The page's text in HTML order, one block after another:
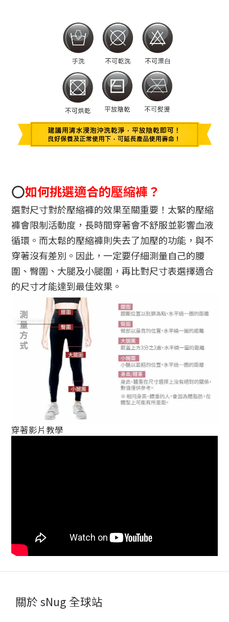
⭕如何挑選適合的壓縮褲？
選對尺寸對於壓縮褲的效果至關重要！太緊的壓縮
褲會限制活動度，長時間穿著會不舒服並影響血液
循環。而太鬆的壓縮褲則失去了加壓的功能，與不
穿著沒有差別。因此，一定要仔細測量自己的腰
圍、臀圍、大腿及小腿圍，再比對尺寸表選擇適合
的尺寸才能達到最佳效果。
穿著影片教學
關於 sNug 全球站